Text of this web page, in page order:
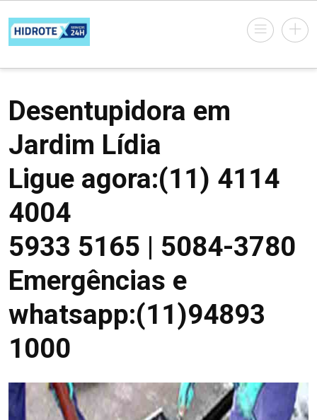
Desentupidora em
Jardim Lídia
Ligue agora:(11) 4114
4004
5933 5165 | 5084-3780
Emergências e
whatsapp:(11)94893
1000